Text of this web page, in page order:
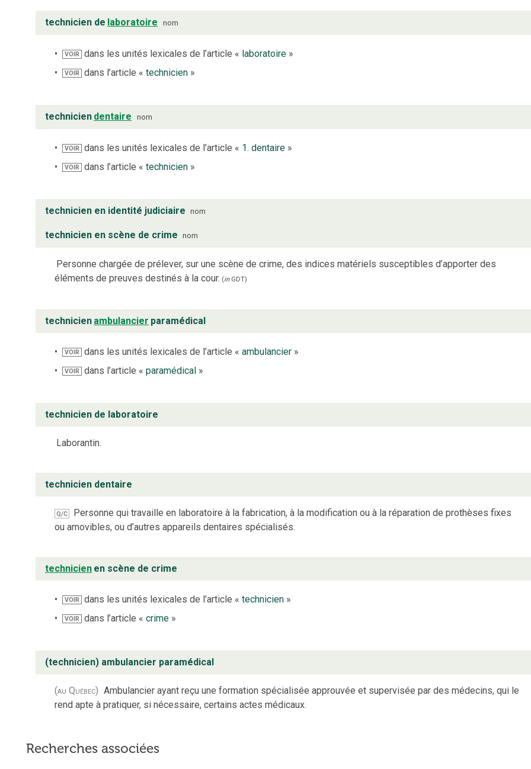
technicien de laboratoire nom
VOIR dans les unités lexicales de l’article « laboratoire »
VOIR dans l’article «technicien »
technicien dentaire nom
VOIR dans les unités lexicales de l’article « 1. dentaire »
VOIR dans l’article «technicien »
technicien en identité judiciaire nom
technicien en scène de crime nom
Personne chargée de prélever, sur une scène de crime, des indices matériels susceptibles d’apporter des
éléments de preuves destinés à la cour. (inGDT)
technicien ambulancier paramédical
VOIR dans les unités lexicales de l’article «ambulancier »
VOIR dans l’article «paramédical »
technicien de laboratoire
Laborantin.
technicien dentaire
Q/C
Personne qui travaille en laboratoire à la fabrication, à la modification ou à la réparation de prothèses fixes
ou amovibles, ou d’autres appareils dentaires spécialisés.
technicien en scène de crime
VOIR dans les unités lexicales de l’article «technicien »
VOIR dans l’article «crime »
(technicien) ambulancier paramédical
(au Québec) Ambulancier ayant reçu une formation spécialisée approuvée et supervisée par des médecins, qui le
rend apte à pratiquer, si nécessaire, certains actes médicaux.
Recherches associées